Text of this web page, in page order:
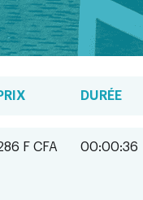
DURÉE
F CFA 00:00:36